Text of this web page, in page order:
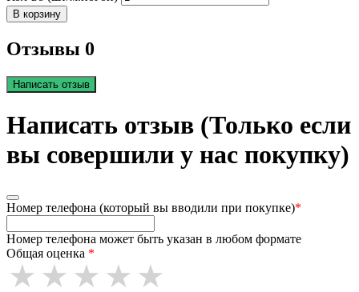
В корзину
Отзывы 0
Написать отзыв
Написать отзыв (Только если
вы совершили у нас покупку)
Номер телефона (который вы вводили при покупке)*
Номер телефона может быть указан в любом формате
Общая оценка *